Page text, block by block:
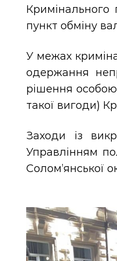
Кримінального
пункт обміну
У межах
одержання
рішення
такої вигоди)
Заходи із
Управлінням
Солом’янської